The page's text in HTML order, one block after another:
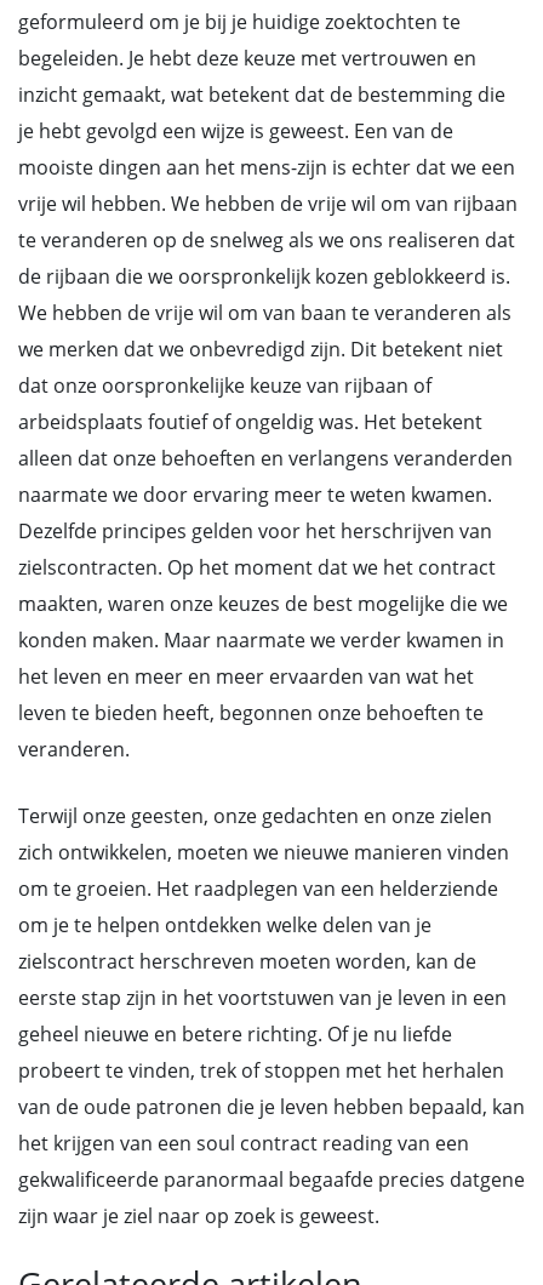
geformuleerd om je bij je huidige zoektochten te
begeleiden. Je hebt deze keuze met vertrouwen en
inzicht gemaakt, wat betekent dat de bestemming die
je hebt gevolgd een wijze is geweest. Een van de
mooiste dingen aan het mens-zijn is echter dat we een
vrije wil hebben. We hebben de vrije wil om van rijbaan
te veranderen op de snelweg als we ons realiseren dat
de rijbaan die we oorspronkelijk kozen geblokkeerd is.
We hebben de vrije wil om van baan te veranderen als
we merken dat we onbevredigd zijn. Dit betekent niet
dat onze oorspronkelijke keuze van rijbaan of
arbeidsplaats foutief of ongeldig was. Het betekent
alleen dat onze behoeften en verlangens veranderden
naarmate we door ervaring meer te weten kwamen.
Dezelfde principes gelden voor het herschrijven van
zielscontracten. Op het moment dat we het contract
maakten, waren onze keuzes de best mogelijke die we
konden maken. Maar naarmate we verder kwamen in
het leven en meer en meer ervaarden van wat het
leven te bieden heeft, begonnen onze behoeften te
veranderen.
Terwijl onze geesten, onze gedachten en onze zielen
zich ontwikkelen, moeten we nieuwe manieren vinden
om te groeien. Het raadplegen van een helderziende
om je te helpen ontdekken welke delen van je
zielscontract herschreven moeten worden, kan de
eerste stap zijn in het voortstuwen van je leven in een
geheel nieuwe en betere richting. Of je nu liefde
probeert te vinden, trek of stoppen met het herhalen
van de oude patronen die je leven hebben bepaald, kan
het krijgen van een soul contract reading van een
gekwalificeerde paranormaal begaafde precies datgene
zijn waar je ziel naar op zoek is geweest.